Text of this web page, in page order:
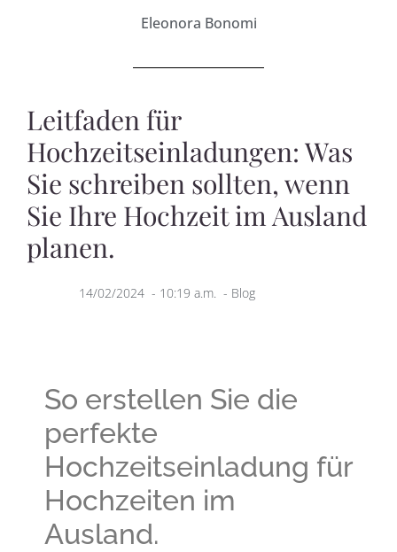
Eleonora Bonomi
Leitfaden für
Hochzeitseinladungen: Was
Sie schreiben sollten, wenn
Sie Ihre Hochzeit im Ausland
planen.
14/02/2024 - 10:19 a.m. - Blog
So erstellen Sie die
perfekte
Hochzeitseinladung für
Hochzeiten im
Ausland.